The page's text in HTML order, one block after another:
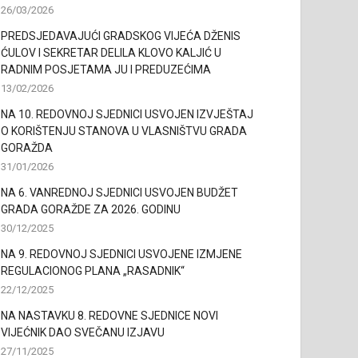
26/03/2026
PREDSJEDAVAJUĆI GRADSKOG VIJEĆA DŽENIS
ĆULOV I SEKRETAR DELILA KLOVO KALJIĆ U
RADNIM POSJETAMA JU I PREDUZEĆIMA
13/02/2026
NA 10. REDOVNOJ SJEDNICI USVOJEN IZVJEŠTAJ
O KORIŠTENJU STANOVA U VLASNIŠTVU GRADA
GORAŽDA
31/01/2026
NA 6. VANREDNOJ SJEDNICI USVOJEN BUDŽET
GRADA GORAŽDE ZA 2026. GODINU
30/12/2025
NA 9. REDOVNOJ SJEDNICI USVOJENE IZMJENE
REGULACIONOG PLANA „RASADNIK“
22/12/2025
NA NASTAVKU 8. REDOVNE SJEDNICE NOVI
VIJEĆNIK DAO SVEČANU IZJAVU
27/11/2025